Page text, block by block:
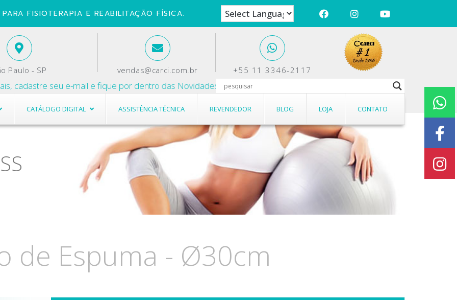
FISIOTERAPIA E REABILITAÇÃO FÍSICA.
Paulo - SP vendas@carci.com.br +55 11 3346-2117
seu e-mail e fique por dentro das Novidades e Promoções.
CATÁLOGO DIGITAL ASSISTÊNCIA TÉCNICA REVENDEDOR BLOG LOJA CONTATO
de Espuma - Ø30cm